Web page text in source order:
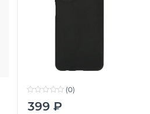
o
(0)
399 ₽